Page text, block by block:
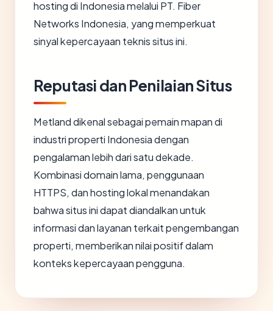
hosting di Indonesia melalui PT. Fiber
Networks Indonesia, yang memperkuat
sinyal kepercayaan teknis situs ini.
Reputasi dan Penilaian Situs
Metland dikenal sebagai pemain mapan di
industri properti Indonesia dengan
pengalaman lebih dari satu dekade.
Kombinasi domain lama, penggunaan
HTTPS, dan hosting lokal menandakan
bahwa situs ini dapat diandalkan untuk
informasi dan layanan terkait pengembangan
properti, memberikan nilai positif dalam
konteks kepercayaan pengguna.